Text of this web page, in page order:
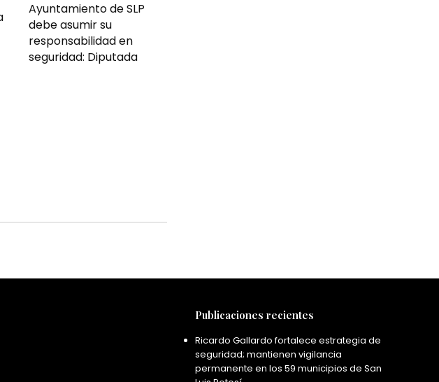
Ayuntamiento de SLP
debe asumir su
responsabilidad en
seguridad: Diputada
Publicaciones recientes
Ricardo Gallardo fortalece estrategia de
seguridad; mantienen vigilancia
permanente en los 59 municipios de San